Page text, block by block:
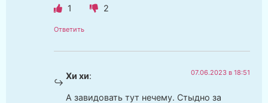
1 2
Ответить
Хи хи: 07.06.2023 в 18:51
А завидовать тут нечему. Стыдно за